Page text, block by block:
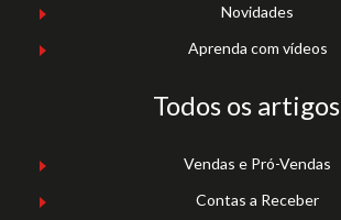
Novidades
Aprenda com vídeos
Todos os artigos
Vendas e Pró-Vendas
Contas a Receber